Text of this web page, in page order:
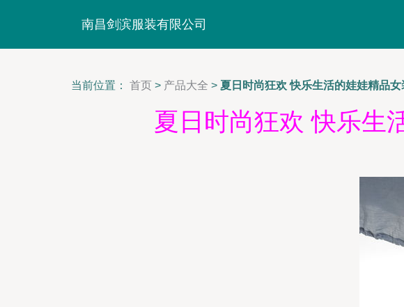
南昌剑滨服装有限公司
当前位置： 首页 > 产品大全 > 夏日时尚狂欢 快乐生活的娃娃精品
夏日时尚狂欢 快乐生